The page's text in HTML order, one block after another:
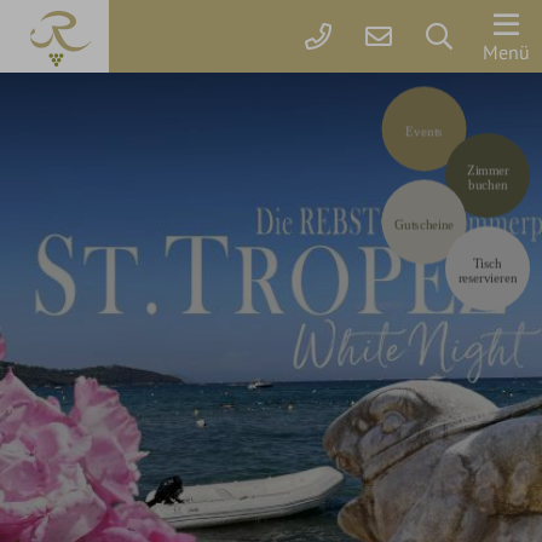
Menü
Events
Zimmer
buchen
Gutscheine
Tisch
reservieren
Der
Rebstock
Arrangements
parkSPA
Genuss
&
Feiern